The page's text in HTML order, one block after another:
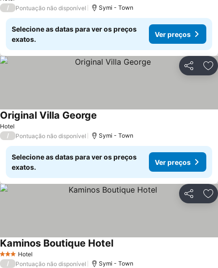
/
Pontuação não disponível Symi - Town
Selecione as datas para ver os preços
exatos.
Ver preços
Partilhar
Hotel
Original Villa George
/ Pontuação não disponível Symi - Town
Selecione as datas para ver os preços
exatos.
Ver preços
Partilhar
3 EstrelasHotel
Kaminos Boutique Hotel
/ Pontuação não disponível Symi - Town